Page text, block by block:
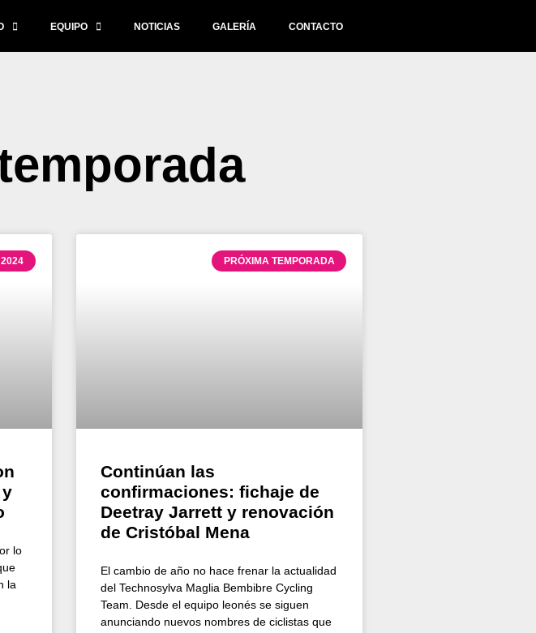
EQUIPO NOTICIAS GALERÍA CONTACTO
lo
la
PRÓXIMA TEMPORADA
Continúan las
confirmaciones: fichaje de
Deetray Jarrett y renovación
de Cristóbal Mena
El cambio de año no hace frenar la actualidad
del Technosylva Maglia Bembibre Cycling
Team. Desde el equipo leonés se siguen
anunciando nuevos nombres de ciclistas que